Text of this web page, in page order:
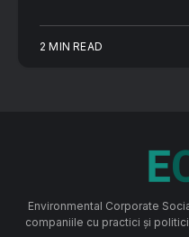
2 MIN READ
Environmental Corporate
companiile cu practici și